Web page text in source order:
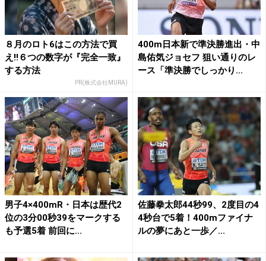
８月のロト6はこの方法で買
え!!６つの数字が『完全一致』
する方法
PR(株式会社MURA)
400m日本新で準決勝進出・中
島佑気ジョセフ 狙い通りのレ
ース「準決勝でしっかり...
男子4×400mR・日本は歴代2
位の3分00秒39をマークする
も予選5着 前回に...
佐藤拳太郎44秒99、2度目の4
4秒台で5着！400mファイナ
ルの夢にあと一歩／...